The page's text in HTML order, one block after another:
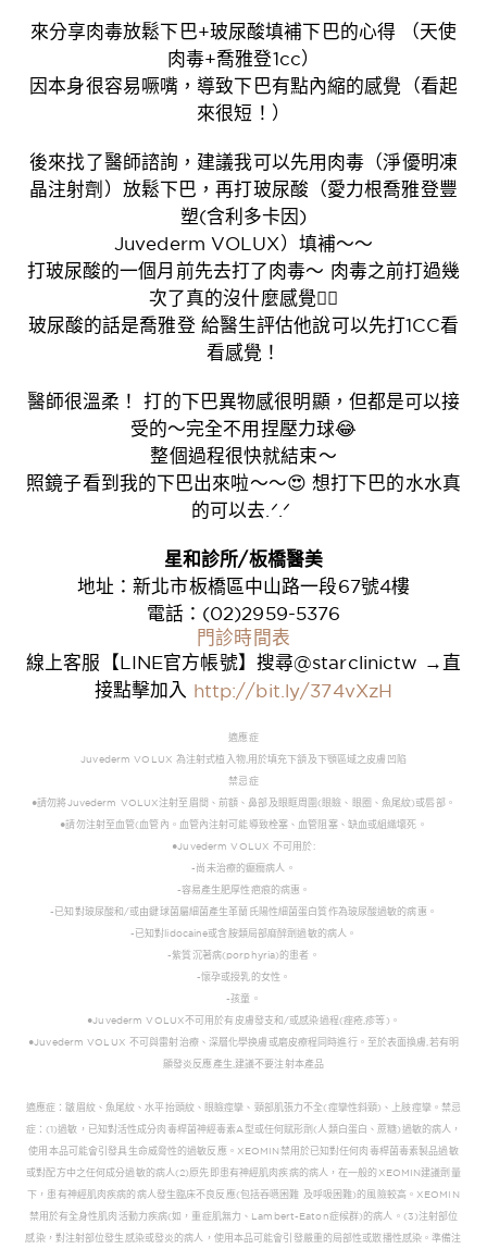
來分享肉毒放鬆下巴+玻尿酸填補下巴的心得 （天使
肉毒+喬雅登1cc）
因本身很容易噘嘴，導致下巴有點內縮的感覺（看起
來很短！）
後來找了醫師諮詢，建議我可以先用肉毒（淨優明凍
晶注射劑）放鬆下巴，再打玻尿酸（愛力根喬雅登豐
塑(含利多卡因)
Juvederm VOLUX）填補～～
打玻尿酸的一個月前先去打了肉毒～ 肉毒之前打過幾
次了真的沒什麼感覺👍🏼
玻尿酸的話是喬雅登 給醫生評估他說可以先打1CC看
看感覺！
醫師很溫柔！ 打的下巴異物感很明顯，但都是可以接
受的～完全不用捏壓力球😂
整個過程很快就結束～
照鏡子看到我的下巴出來啦～～😍 想打下巴的水水真
的可以去.ᐟ.ᐟ
星和診所/板橋醫美
地址：新北市板橋區中山路一段67號4樓
電話：(02)2959-5376
門診時間表
線上客服【LINE官方帳號】搜尋@starclinictw →直
接點擊加入 http://bit.ly/374vXzH
適應症
Juvederm VOLUX 為注射式植入物,用於填充下頷及下顎區域之皮膚凹陷
禁忌症
●請勿將Juvederm VOLUX注射至眉間、前額、鼻部及眼眶周圍(眼瞼、眼圈、魚尾紋)或唇部。
●請勿注射至血管(血管內。血管內注射可能導致栓塞、血管阻塞、缺血或組織壞死。
●Juvederm VOLUX 不可用於:
-尚未治療的癲癇病人。
-容易產生肥厚性疤痕的病惠。
-已知對玻尿酸和/或由鍵球菌屬細菌產生革蘭氏陽性細菌蛋白質作為玻尿酸過敏的病惠。
-已知對lidocaine或含胺類局部麻醉劑過敏的病人。
-紫質沉著病(porphyria)的患者。
-懷孕或授乳的女性。
-孩童。
●Juvederm VOLUX不可用於有皮膚發支和/或感染過程(痤疮,疹等)。
●Juvederm VOLUX 不可與雷射治療、深層化學换膚或磨皮療程同時進行。至於表面換膚,若有明
顯發炎反應產生,建議不要注射本產品
適應症：皺眉紋、魚尾紋、水平抬頭紋、眼瞼痙攣、頸部肌張力不全(痙攣性斜頸)、上肢痙攣。禁忌
症：(1)過敏，已知對活性成分肉毒桿菌神經毒素A型或任何賦形劑(人類白蛋白、蔗糖)過敏的病人，
使用本品可能會引發具生命威脅性的過敏反應。XEOMIN禁用於已知對任何肉毒桿菌毒素製品過敏
或對配方中之任何成分過敏的病人(2)原先即患有神經肌肉疾病的病人，在一般的XEOMIN建議劑量
下，患有神經肌肉疾病的病人發生臨床不良反應(包括吞嚥困難 及呼吸困難)的風險較高。XEOMIN
禁用於有全身性肌肉活動力疾病(如，重症肌無力、Lambert-Eaton症候群)的病人。(3)注射部位
感染，對注射部位發生感染或發炎的病人，使用本品可能會引發嚴重的局部性或散播性感染。準備注